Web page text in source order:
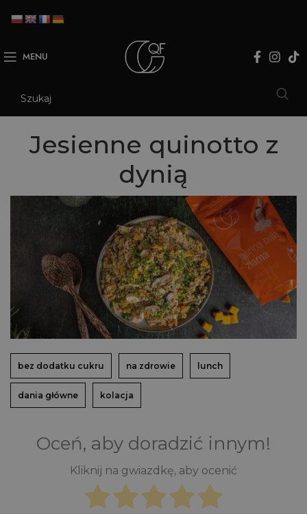
MENU
Jesienne quinotto z
dynią
bez dodatku cukru na zdrowie lunch
dania główne kolacja
Oceń, aby doradzić innym!
Kliknij na gwiazdkę, aby ocenić